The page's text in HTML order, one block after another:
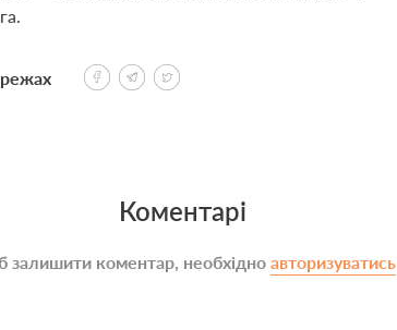
Коментарі
залишити коментар, необхідно авторизуватись